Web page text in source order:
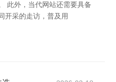
此外，当代网站还需要具备
开采的走访，普及用